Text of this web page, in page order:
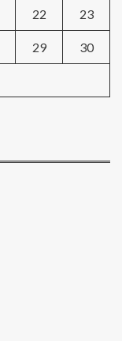
22 23
29 30